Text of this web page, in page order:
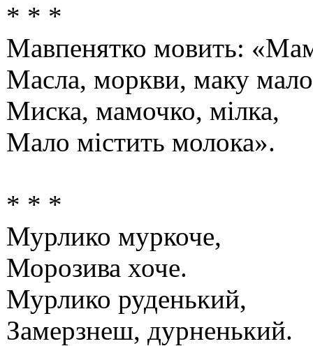
* * *
Мавпенятко мовить:
Масла, моркви, маку
Миска, мамочко, мілка,
Мало містить молока».
* * *
Мурлико муркоче,
Морозива хоче.
Мурлико руденький,
Замерзнеш, дурненький.